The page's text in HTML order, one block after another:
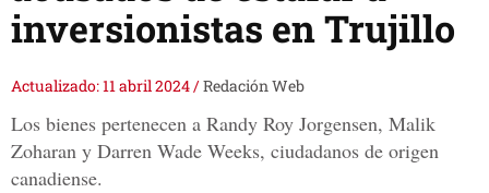
inversionistas en Trujillo
Actualizado: 11 abril 2024/Redación Web
Los bienes pertenecen a Randy Roy Jorgensen, Malik
Zoharan y Darren Wade Weeks, ciudadanos de origen
canadiense.